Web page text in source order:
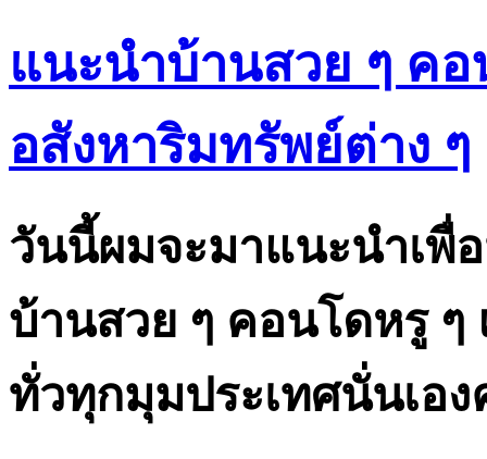
แนะนำบ้านสวย ๆ คอ
อสังหาริมทรัพย์ต่าง ๆ
วันนี้ผมจะมาแนะนำเพื่
บ้านสวย ๆ คอนโดหรู ๆ
ทั่วทุกมุมประเทศนั่นเอง